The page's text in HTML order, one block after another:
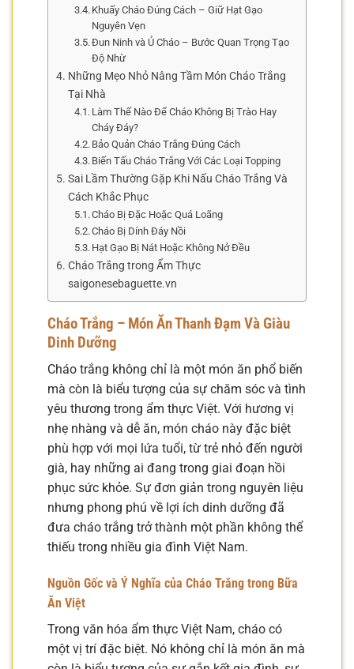
Khuấy Cháo Đúng Cách – Giữ Hạt Gạo
Nguyên Vẹn
Đun Ninh và Ủ Cháo – Bước Quan Trọng Tạo
Độ Nhừ
Những Mẹo Nhỏ Nâng Tầm Món Cháo Trắng
Tại Nhà
Làm Thế Nào Để Cháo Không Bị Trào Hay
Cháy Đáy?
Bảo Quản Cháo Trắng Đúng Cách
Biến Tấu Cháo Trắng Với Các Loại Topping
Sai Lầm Thường Gặp Khi Nấu Cháo Trắng Và
Cách Khắc Phục
Cháo Bị Đặc Hoặc Quá Loãng
Cháo Bị Dính Đáy Nồi
Hạt Gạo Bị Nát Hoặc Không Nở Đều
Cháo Trắng trong Ẩm Thực
saigonesebaguette.vn
Cháo Trắng – Món Ăn Thanh Đạm Và Giàu
Dinh Dưỡng
Cháo trắng không chỉ là một món ăn phổ biến
mà còn là biểu tượng của sự chăm sóc và tình
yêu thương trong ẩm thực Việt. Với hương vị
nhẹ nhàng và dễ ăn, món cháo này đặc biệt
phù hợp với mọi lứa tuổi, từ trẻ nhỏ đến người
già, hay những ai đang trong giai đoạn hồi
phục sức khỏe. Sự đơn giản trong nguyên liệu
nhưng phong phú về lợi ích dinh dưỡng đã
đưa cháo trắng trở thành một phần không thể
thiếu trong nhiều gia đình Việt Nam.
Nguồn Gốc và Ý Nghĩa của Cháo Trắng trong Bữa
Ăn Việt
Trong văn hóa ẩm thực Việt Nam, cháo có
một vị trí đặc biệt. Nó không chỉ là món ăn mà